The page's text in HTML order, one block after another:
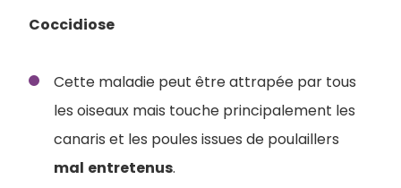
Coccidiose
Cette maladie peut être attrapée par tous
les oiseaux mais touche principalement les
canaris et les poules issues de poulaillers
mal entretenus.